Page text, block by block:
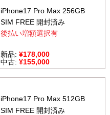
iPhone17 Pro Max 256GB
SIM FREE 開封済み
後払い増額選択有
新品: ¥178,000
中古: ¥155,000
iPhone17 Pro Max 512GB
SIM FREE 開封済み